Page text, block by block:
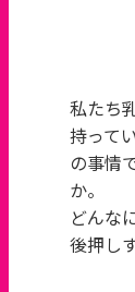
私たち
持って
の事情
か。
どんな
後押し